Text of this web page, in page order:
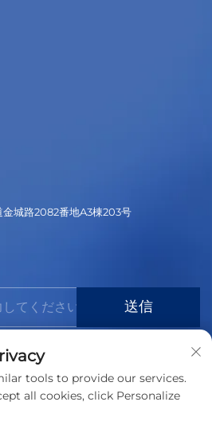
城路2082番地A3棟203号
送信
tools to provide our services.
all cookies, click Personalize